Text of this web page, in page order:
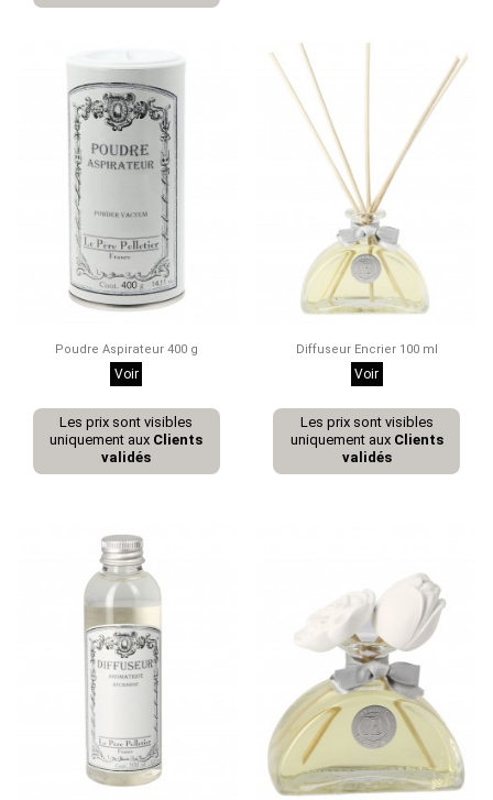
Poudre Aspirateur 400 g
Voir
Les prix sont visibles
uniquement aux Clients
validés
Diffuseur Encrier 100 ml
Voir
Les prix sont visibles
uniquement aux Clients
validés